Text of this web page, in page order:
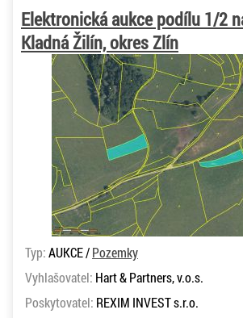
Elektronická aukce podílu 1/2
Kladná Žilín, okres Zlín
Typ:AUKCE /Pozemky
Vyhlašovatel: Hart & Partners, v.o.s.
Poskytovatel: REXIM INVEST s.r.o.